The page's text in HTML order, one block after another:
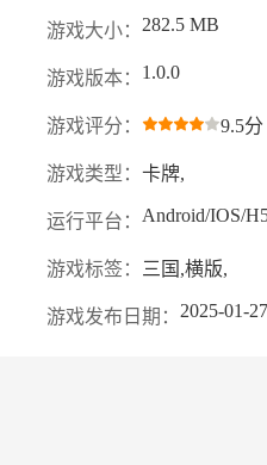
游戏大小： 282.5 MB
游戏版本： 1.0.0
游戏评分： 9.5分
游戏类型： 卡牌,
运行平台： Android/IOS/
游戏标签： 三国,横版,
游戏发布日期： 2025-01-27